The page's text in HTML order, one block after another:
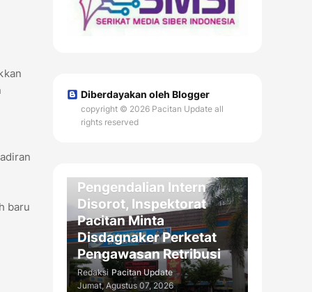
baru
Diberdayakan oleh Blogger
copyright © 2026 Pacitan Update all
rights reserved
Pengendalian Intern
Disorot, Inspektorat
Pacitan Minta
Disdagnaker Perketat
Pengawasan Retribusi
Redaksi Pacitan Update
Jumat, Agustus 07, 2026